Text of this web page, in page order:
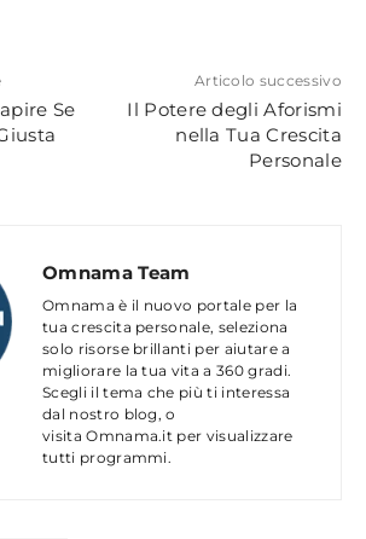
Se
Articolo successivo
Il Potere degli Aforismi
nella Tua Crescita
Personale
Omnama Team
Omnama è il nuovo portale per la
tua crescita personale, seleziona
solo risorse brillanti per aiutare a
migliorare la tua vita a 360 gradi.
Scegli il tema che più ti interessa
dal nostro blog, o
visita Omnama.it per visualizzare
tutti programmi.